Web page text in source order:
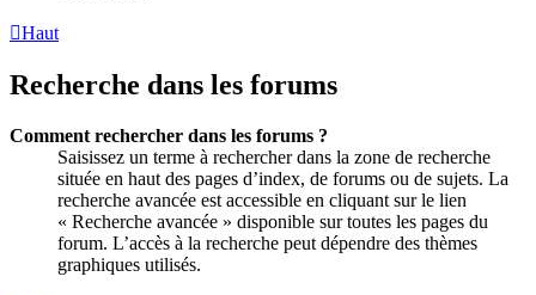
Haut
Recherche dans les forums
Comment rechercher dans les forums ?
Saisissez un terme à rechercher dans la zone de recherche
située en haut des pages d’index, de forums ou de sujets. La
recherche avancée est accessible en cliquant sur le lien
« Recherche avancée » disponible sur toutes les pages du
forum. L’accès à la recherche peut dépendre des thèmes
graphiques utilisés.